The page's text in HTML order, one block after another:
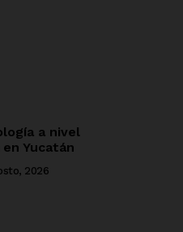
a nivel
Yucatán
2026